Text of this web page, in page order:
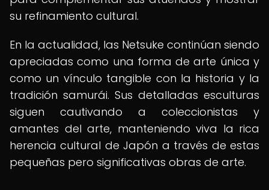
su refinamiento cultural.
En la actualidad, las Netsuke continúan siendo
apreciadas como una forma de arte única y
como un vínculo tangible con la historia y la
tradición samurái. Sus detalladas esculturas
siguen cautivando a coleccionistas y
amantes del arte, manteniendo viva la rica
herencia cultural de Japón a través de estas
pequeñas pero significativas obras de arte.